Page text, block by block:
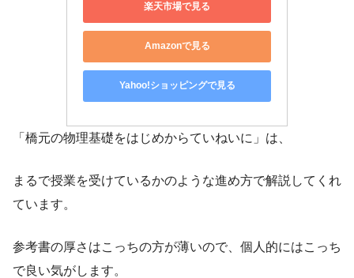
楽天市場で見る
Amazonで見る
Yahoo!ショッピングで見る
「橋元の物理基礎をはじめからていねいに」は、
まるで授業を受けているかのような進め方で解説してくれ
ています。
参考書の厚さはこっちの方が薄いので、個人的にはこっち
で良い気がします。